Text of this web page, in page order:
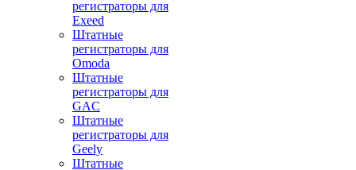
регистраторы для
Exeed
Штатные
регистраторы для
Omoda
Штатные
регистраторы для
GAC
Штатные
регистраторы для
Geely
Штатные